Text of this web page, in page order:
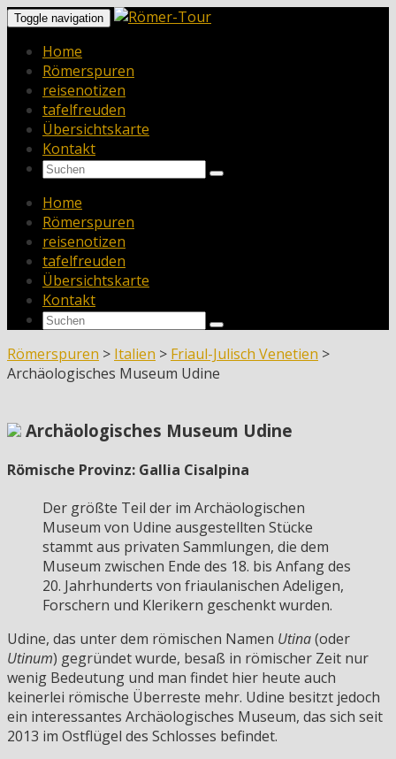
Toggle navigation
Home
Römerspuren
reisenotizen
tafelfreuden
Übersichtskarte
Kontakt
Home
Römerspuren
reisenotizen
tafelfreuden
Übersichtskarte
Kontakt
Römerspuren > Italien > Friaul-Julisch Venetien >
Archäologisches Museum Udine
Archäologisches Museum Udine
Römische Provinz: Gallia Cisalpina
Der größte Teil der im Archäologischen
Museum von Udine ausgestellten Stücke
stammt aus privaten Sammlungen, die dem
Museum zwischen Ende des 18. bis Anfang des
20. Jahrhunderts von friaulanischen Adeligen,
Forschern und Klerikern geschenkt wurden.
Udine, das unter dem römischen Namen Utina(oder
Utinum) gegründet wurde, besaß in römischer Zeit nur
wenig Bedeutung und man findet hier heute auch
keinerlei römische Überreste mehr. Udine besitzt jedoch
ein interessantes Archäologisches Museum, das sich seit
2013 im Ostflügel des Schlosses befindet.